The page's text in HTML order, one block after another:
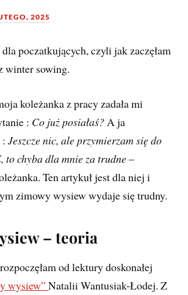
2025
poczatkujących, czyli jak zaczęłam
winter sowing.
koleżanka z pracy zadała mi
: Co już posiałaś?A ja
:Jeszcze nic, ale przymierzam się do
to chyba dla mnie za trudne–
Ten artykuł jest dla niej i
zimowy wysiew wydaje się trudny.
– teoria
od lektury doskonałej
wysiew”Natalii Wantusiak-Łodej. Z